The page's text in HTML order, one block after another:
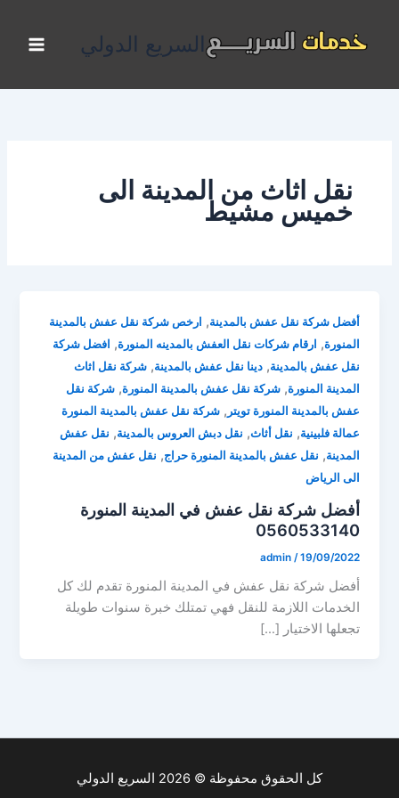
المحتوى
السريع الدولي
نقل اثاث من المدينة الى
خميس مشيط
أفضل شركة نقل عفش بالمدينة, ارخص شركة نقل عفش بالمدينة
المنورة, ارقام شركات نقل العفش بالمدينه المنورة, افضل شركة
نقل عفش بالمدينة,دينا نقل عفش بالمدينة,شركة نقل اثاث
المدينة المنورة,شركة نقل عفش بالمدينة المنورة,شركة نقل
عفش بالمدينة المنورة تويتر ,شركة نقل عفش بالمدينة المنورة
عمالة فلبينية, نقل أثاث, نقل دبش العروس بالمدينة, نقل عفش
المدينة, نقل عفش بالمدينة المنورة حراج, نقل عفش من المدينة
الى الرياض
أفضل شركة نقل عفش في المدينة المنورة
0560533140
admin /19/09/2022
أفضل شركة نقل عفش في المدينة المنورة تقدم لك كل
الخدمات اللازمة للنقل فهي تمتلك خبرة سنوات طويلة
تجعلها الاختيار […]
كل الحقوق محفوظة © 2026 السريع الدولي